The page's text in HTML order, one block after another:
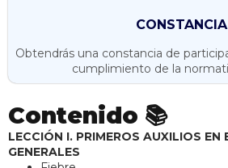
CONSTANCIA
Obtendrás una constancia de
cumplimiento de la
Contenido 📚
LECCIÓN I. PRIMEROS AUXILIOS EN
GENERALES